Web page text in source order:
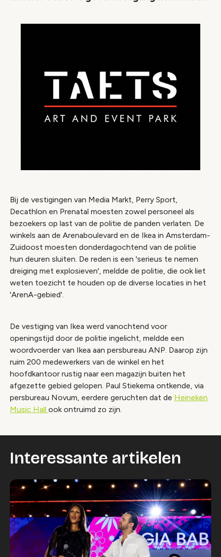
Bij de vestigingen van Media Markt, Perry Sport,
Decathlon en Prenatal moesten zowel personeel als
bezoekers op last van de politie de panden verlaten. De
winkels aan de Arenaboulevard en de Ikea in Amsterdam-
Zuidoost moesten donderdagochtend van de politie
hun deuren sluiten. De reden is een 'serieus te nemen
dreiging met explosieven', meldde de politie, die ook liet
weten toezicht te houden op de diverse locaties in het
'ArenA-gebied'.
De vestiging van Ikea werd vanochtend voor
openingstijd door de politie ingelicht, meldde een
woordvoerder van Ikea aan persbureau ANP. Daarop zijn
ruim 200 medewerkers van de winkel en het
hoofdkantoor rustig naar een magazijn buiten het
afgezette gebied gelopen. Paul Stiekema ontkende, via
persbureau Novum, eerdere geruchten dat de Heineken
Music Hall ook ontruimd zo zijn.
Interessante artikelen